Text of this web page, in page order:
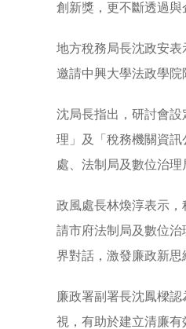
創新獎，更不斷透過與
地方稅務局長沈政安
邀請中興大學法政學院
沈局長指出，研討會
理」及「稅務機關資
處、法制局及數位治
政風處長林煥淳表示
請市府法制局及數位
界對話，激發廉政新思
廉政署副署長沈鳳樑
視，有助於建立清廉有